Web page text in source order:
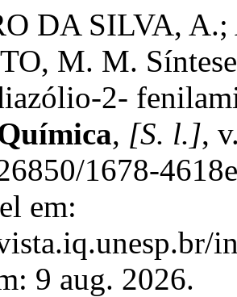
DA SILVA,
M. M.
2-
, [S. l.],
1678-
em:
9 aug. 2026.